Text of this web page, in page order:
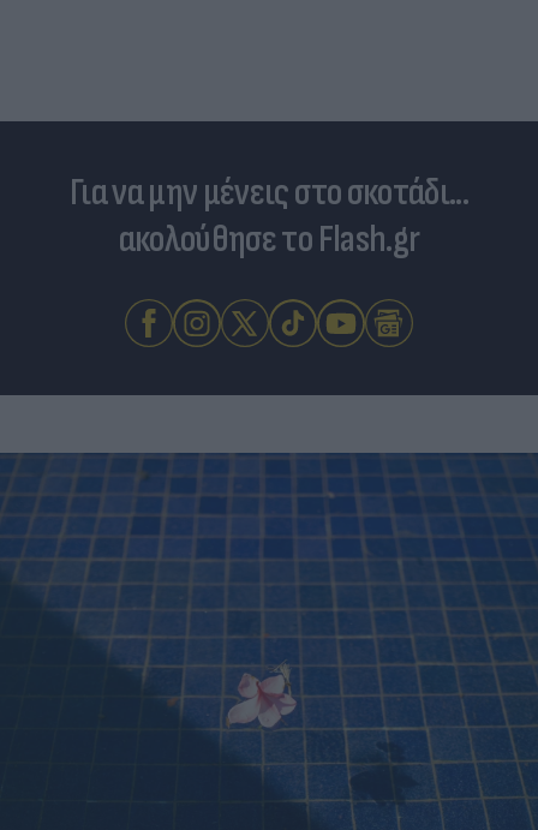
Για να μην μένεις στο σκοτάδι...
ακολούθησε το Flash.gr